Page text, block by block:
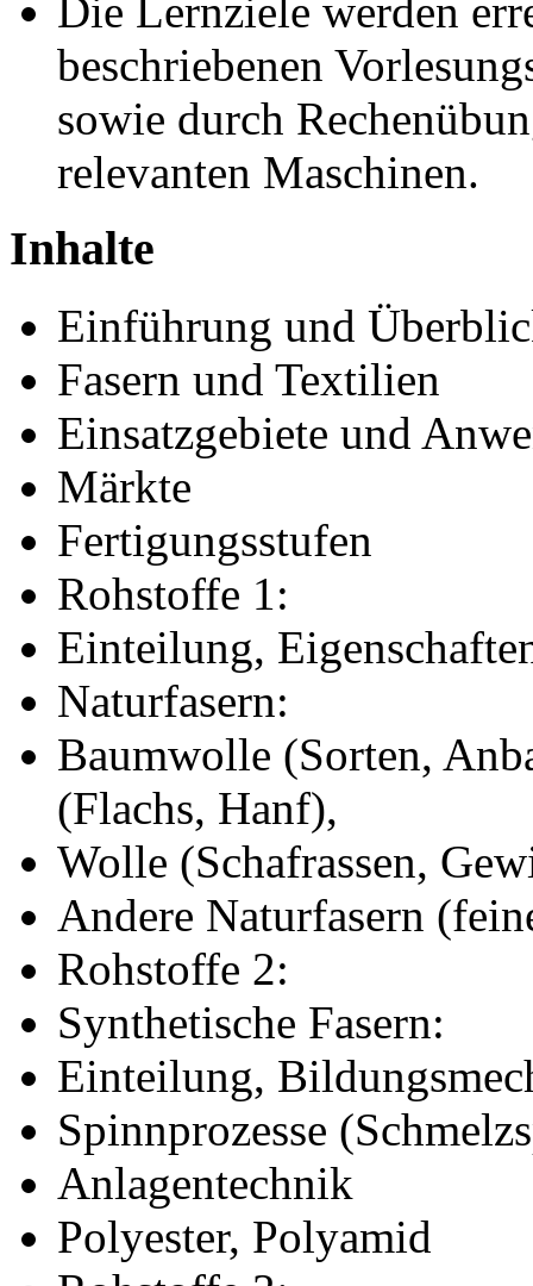
Die Lernziele werden
beschriebenen
sowie durch
relevanten Maschinen.
Inhalte
Einführung und
Fasern und Textilien
Einsatzgebiete und
Märkte
Fertigungsstufen
Rohstoffe 1:
Einteilung,
Naturfasern:
Baumwolle (Sorten,
(Flachs, Hanf),
Wolle (Schafrassen,
Andere Naturfasern
Rohstoffe 2:
Synthetische Fasern:
Einteilung,
Spinnprozesse
Anlagentechnik
Polyester, Polyamid